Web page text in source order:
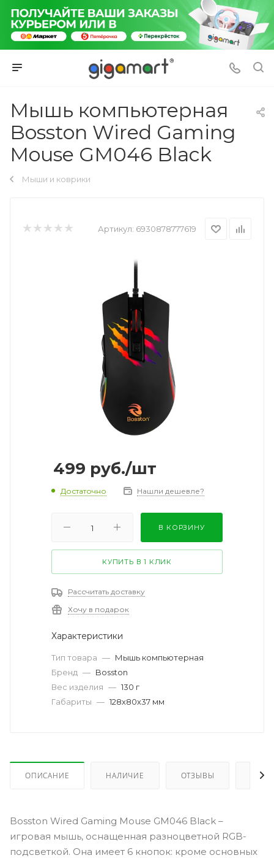
Мышь компьютерная
Bosston Wired Gaming
Mouse GM046 Black
Мыши и коврики
Артикул: 6930878777619
499 руб./шт
Достаточно Нашли дешевле?
В КОРЗИНУ
КУПИТЬ В 1 КЛИК
Рассчитать доставку
Хочу в подарок
Характеристики
Тип товара — Мышь компьютерная
Бренд — Bosston
Вес изделия — 130 г
Габариты — 128х80х37 мм
ОПИСАНИЕ НАЛИЧИЕ ОТЗЫВЫ КАК
Bosston Wired Gaming Mouse GM046 Black –
игровая мышь, оснащенная разноцветной RGB-
подсветкой. Она имеет 6 кнопок: кроме основных